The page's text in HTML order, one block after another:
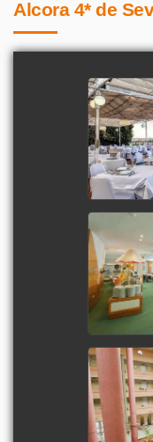
Alcora 4* de